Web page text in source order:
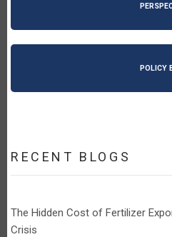
POLICY
RECENT BLOGS
The Hidden Cost of Fertilizer
Crisis